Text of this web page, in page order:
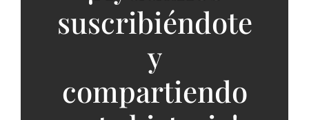
suscribiéndote
y
compartiendo